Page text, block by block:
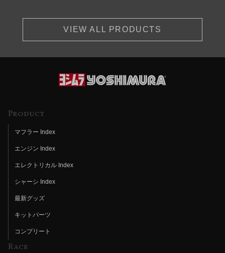
VIEW ALL PRODUCTS
Product
マフラー Index
エンジン Index
エレクトリカル Index
シャーシ Index
最新グッズ
キットパーツ
コンプリート
Race